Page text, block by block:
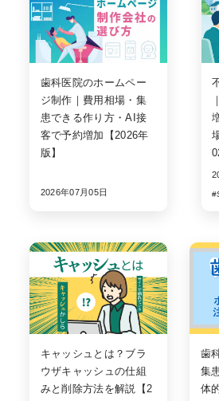
歯科医院のホームペー
ジ制作｜費用相場・集
患できる作り方・AI接
客で予約増加【2026年
版】
2026年07月05日
キャッシュとは？ブラ
ウザキャッシュの仕組
みと削除方法を解説【2
歯
集
体